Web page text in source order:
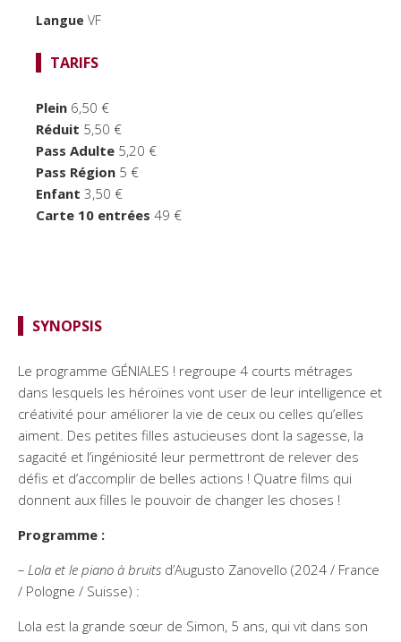
Langue VF
TARIFS
Plein 6,50 €
Réduit 5,50 €
Pass Adulte 5,20 €
Pass Région 5 €
Enfant 3,50 €
Carte 10 entrées 49 €
SYNOPSIS
Le programme GÉNIALES ! regroupe 4 courts métrages
dans lesquels les héroïnes vont user de leur intelligence et
créativité pour améliorer la vie de ceux ou celles qu’elles
aiment. Des petites filles astucieuses dont la sagesse, la
sagacité et l’ingéniosité leur permettront de relever des
défis et d’accomplir de belles actions ! Quatre films qui
donnent aux filles le pouvoir de changer les choses !
Programme :
– Lola et le piano à bruits d’Augusto Zanovello (2024 / France
/ Pologne / Suisse) :
Lola est la grande sœur de Simon, 5 ans, qui vit dans son